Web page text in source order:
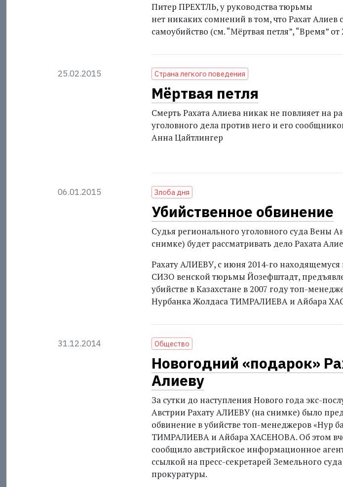
Питер ПРЕХТЛЬ, у руководства тюрьмы
нет никаких сомнений в том, что Рахат Алиев
самоубийство (см. “Мёртвая петля”, “Время” от
25.02.2015 Страна легкого поведения
Мёртвая петля
Смерть Рахата Алиева никак не повлияет на
уголовного дела против него и его
Анна Цайтлингер
06.01.2015 Злоба дня
Убийственное обвинение
Судья регио­нального уголовного суда Вены
снимке) будет рассматривать дело Рахата
Рахату АЛИЕВУ, с июня 2014-го находящемуся
СИЗО венской тюрьмы Йозефштадт,
убийстве в Казахстане в 2007 году топ-
Нурбанка Жолдаса ТИМРАЛИЕВА и Айбара
31.12.2014 Общество
Новогодний «подарок»
Алиеву
За сутки до наступления Нового года экс-
Австрии Рахату АЛИЕВУ (на снимке) было
обвинение в убийстве топ-менеджеров «Нур
ТИМРАЛИЕВА и Айбара ХАСЕНОВА. Об этом
сообщило австрийское информационное
ссылкой на пресс-секретарей Земельного
прокуратуры.